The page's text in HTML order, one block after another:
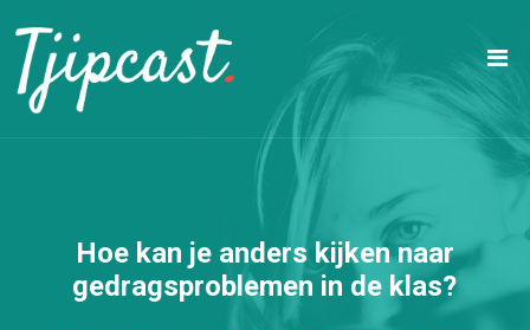
Hoe kan je anders kijken naar
gedragsproblemen in de klas?